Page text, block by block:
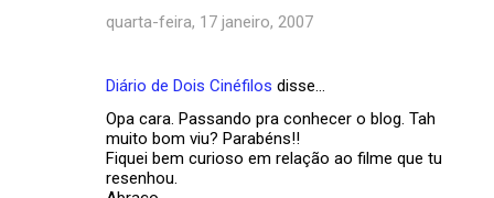
quarta-feira, 17 janeiro, 2007
Diário de Dois Cinéfilos disse…
Opa cara. Passando pra conhecer o blog. Tah
muito bom viu? Parabéns!!
Fiquei bem curioso em relação ao filme que tu
resenhou.